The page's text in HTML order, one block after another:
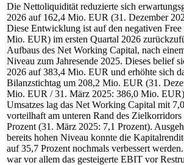
Die Nettoliquidität reduzierte sich
2026 auf 162,4 Mio. EUR (31. Dezember
Diese Entwicklung ist auf den negativen
Mio. EUR) im ersten Quartal 2026
Aufbaus des Net Working Capital, nach
Niveau zum Jahresende 2025. Dieses belief
2026 auf 383,4 Mio. EUR und erhöhte sich
Bilanzstichtag um 208,2 Mio. EUR (31.
Mio. EUR / 31. März 2025: 386,0 Mio.
Umsatzes lag das Net Working Capital mit
vorteilhaft am unteren Rand des
Prozent (31. März 2025: 7,1 Prozent).
bereits hohen Niveau konnte die
auf 35,7 Prozent nochmals verbessert
war vor allem das gesteigerte EBIT vor